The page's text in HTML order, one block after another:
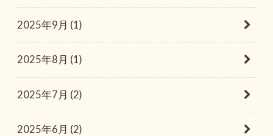
2025年9月 (1)
2025年8月 (1)
2025年7月 (2)
2025年6月 (2)